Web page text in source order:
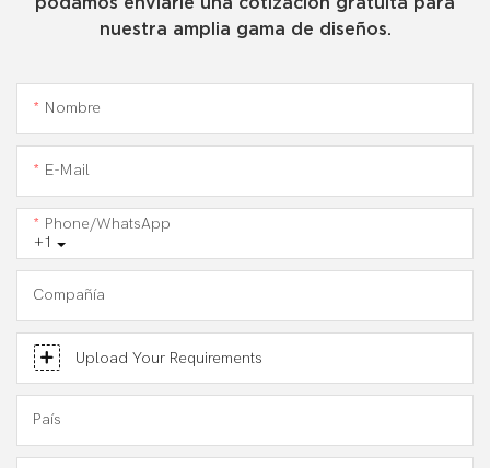
nuestra amplia gama de diseños.
Nombre
E-Mail
+1
Phone/WhatsApp
Compañía
Upload Your Requirements
País